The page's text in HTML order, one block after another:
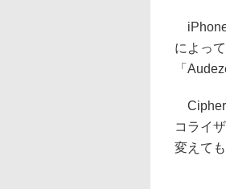
によっ
「
Cipher
コライ
変えて